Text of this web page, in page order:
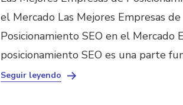
el Mercado Las Mejores Empresas de
Posicionamiento SEO en el Mercado
posicionamiento SEO es una parte
Seguir leyendo